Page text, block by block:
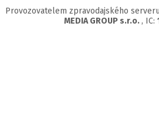
Provozovatelem zpravodajského serveru
MEDIA GROUP s.r.o. , IC: